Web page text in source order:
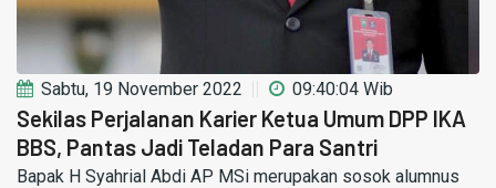
Sabtu, 19 November 2022 09:40:04 Wib
Sekilas Perjalanan Karier Ketua Umum DPP IKA
BBS, Pantas Jadi Teladan Para Santri
Bapak H Syahrial Abdi AP MSi merupakan sosok alumnus